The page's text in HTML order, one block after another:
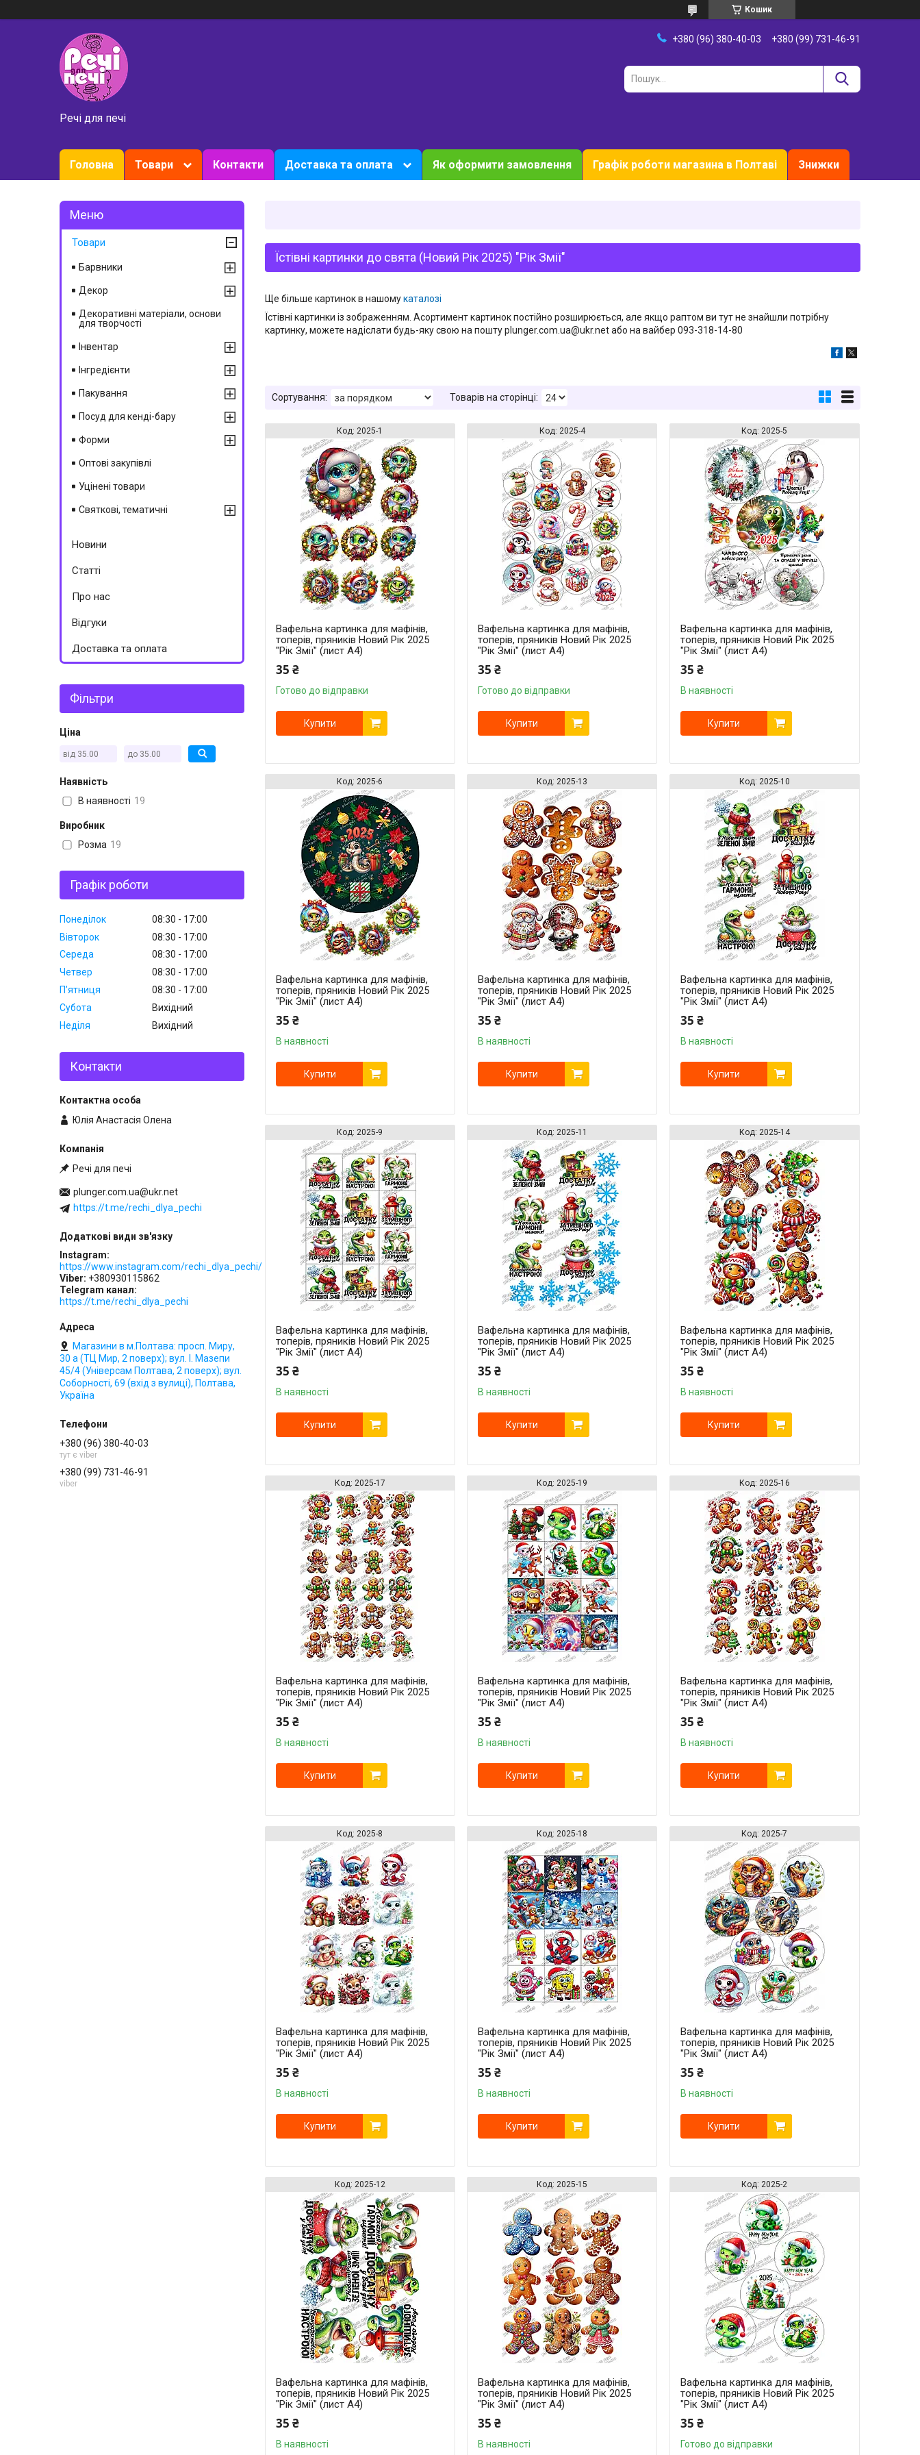
Кошик
Речі для печі
+380 (96) 380-40-03 +380 (99) 731-46-91
Головна Товари Контакти Доставка та оплата Як оформити замовлення Графік роботи магазина в Полтаві Знижки
Їстівні картинки до свята (Новий Рік 2025) "Рік Змії"
Ще більше картинок в нашомукаталозі
Їстівні картинки із зображенням. Асортимент картинок постійно розширюється, але якщо раптом ви тут не знайшли потрібну
картинку, можете надіслати будь-яку свою на пошту plunger.com.ua@ukr.net або на вайбер 093-318-14-80
2025-1
Вафельна картинка для мафінів,
топерів, пряників Новий Рік 2025
"Рік Змії" (лист А4)
35 ₴
Готово до відправки
Купити
2025-4
Вафельна картинка для мафінів,
топерів, пряників Новий Рік 2025
"Рік Змії" (лист А4)
35 ₴
Готово до відправки
Купити
2025-5
Вафельна картинка для мафінів,
топерів, пряників Новий Рік 2025
"Рік Змії" (лист А4)
35 ₴
В наявності
Купити
2025-6
Вафельна картинка для мафінів,
топерів, пряників Новий Рік 2025
"Рік Змії" (лист А4)
35 ₴
В наявності
Купити
2025-13
Вафельна картинка для мафінів,
топерів, пряників Новий Рік 2025
"Рік Змії" (лист А4)
35 ₴
В наявності
Купити
2025-10
Вафельна картинка для мафінів,
топерів, пряників Новий Рік 2025
"Рік Змії" (лист А4)
35 ₴
В наявності
Купити
2025-9
Вафельна картинка для мафінів,
топерів, пряників Новий Рік 2025
"Рік Змії" (лист А4)
35 ₴
В наявності
Купити
2025-11
Вафельна картинка для мафінів,
топерів, пряників Новий Рік 2025
"Рік Змії" (лист А4)
35 ₴
В наявності
Купити
2025-14
Вафельна картинка для мафінів,
топерів, пряників Новий Рік 2025
"Рік Змії" (лист А4)
35 ₴
В наявності
Купити
2025-17
Вафельна картинка для мафінів,
топерів, пряників Новий Рік 2025
"Рік Змії" (лист А4)
35 ₴
В наявності
Купити
2025-19
Вафельна картинка для мафінів,
топерів, пряників Новий Рік 2025
"Рік Змії" (лист А4)
35 ₴
В наявності
Купити
2025-16
Вафельна картинка для мафінів,
топерів, пряників Новий Рік 2025
"Рік Змії" (лист А4)
35 ₴
В наявності
Купити
2025-8
Вафельна картинка для мафінів,
топерів, пряників Новий Рік 2025
"Рік Змії" (лист А4)
35 ₴
В наявності
Купити
2025-18
Вафельна картинка для мафінів,
топерів, пряників Новий Рік 2025
"Рік Змії" (лист А4)
35 ₴
В наявності
Купити
2025-7
Вафельна картинка для мафінів,
топерів, пряників Новий Рік 2025
"Рік Змії" (лист А4)
35 ₴
В наявності
Купити
2025-12
Вафельна картинка для мафінів,
топерів, пряників Новий Рік 2025
"Рік Змії" (лист А4)
35 ₴
В наявності
2025-15
Вафельна картинка для мафінів,
топерів, пряників Новий Рік 2025
"Рік Змії" (лист А4)
35 ₴
В наявності
2025-2
Вафельна картинка для мафінів,
топерів, пряників Новий Рік 2025
"Рік Змії" (лист А4)
35 ₴
Готово до відправки
Товари
Барвники
Декор
Декоративні матеріали, основи
для творчості
Інвентар
Інгредієнти
Пакування
Посуд для кенді-бару
Форми
Оптові закупівлі
Уцінені товари
Святкові, тематичні
Новини
Статті
Про нас
Відгуки
Доставка та оплата
Фільтри
Ціна
Наявність
В наявності 19
Виробник
Розма 19
Графік роботи
Понеділок 08:30
17:00
Вівторок
08:30
17:00
Середа
08:30
17:00
Четвер
08:30
17:00
Пʼятниця
08:30
17:00
Субота
Вихідний
Неділя
Вихідний
Контакти
Юлія Анастасія Олена
Речі для печі
plunger.com.ua@ukr.net
https://t.me/rechi_dlya_pechi
Instagram
https://www.instagram.com/rechi_dlya_pechi/
Viber +380930115862
Telegram канал
https://t.me/rechi_dlya_pechi
Магазини в м.Полтава: просп. Миру,
30 а (ТЦ Мир, 2 поверх); вул. І. Мазепи
45/4 (Універсам Полтава, 2 поверх); вул.
Соборності, 69 (вхід з вулиці), Полтава,
Україна
+380 (96) 380-40-03
тут є viber
+380 (99) 731-46-91
viber